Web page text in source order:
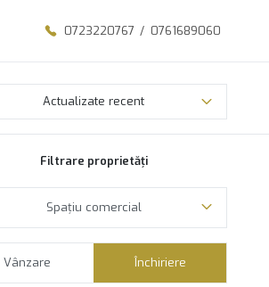
0723220767 / 0761689060
Actualizate recent
Filtrare proprietăți
Spațiu comercial
Vânzare Închiriere